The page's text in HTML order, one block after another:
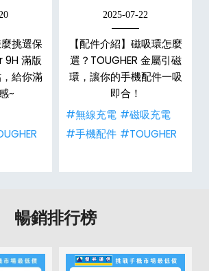
麼挑選保
9H 滿版
給你滿
~
2025-07-22
【配件介紹】磁吸環怎麼
選？TOUGHER 金屬引磁
環，讓你的手機配件一吸
即合！
#無線充電 #磁吸充電
#手機配件 #TOUGHER
暢銷排行榜